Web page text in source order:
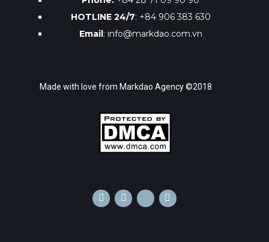
HOTLINE 24/7: +84 906 383 630
Email: info@markdao.com.vn
Made with love from Markdao Agency ©2018